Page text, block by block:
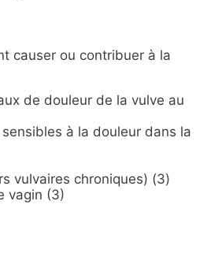
causer ou contribuer à la
de douleur de la vulve au
à la douleur dans la
vulvaires chroniques) (3)
vagin (3)